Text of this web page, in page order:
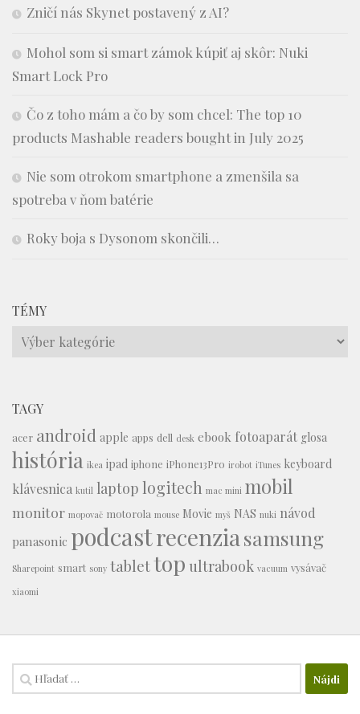
Zničí nás Skynet postavený z AI?
Mohol som si smart zámok kúpiť aj skôr: Nuki
Smart Lock Pro
Čo z toho mám a čo by som chcel: The top 10
products Mashable readers bought in July 2025
Nie som otrokom smartphone a zmenšila sa
spotreba v ňom batérie
Roky boja s Dysonom skončili…
TÉMY
Témy
TAGY
acer android apple apps dell desk ebook fotoaparát glosa
história ikea ipad iphone iPhone13Pro irobot iTunes keyboard
klávesnica kutil laptop logitech mac mini mobil
monitor mopovač motorola mouse Movie myš NAS nuki návod
panasonic podcastrecenziasamsung
Sharepoint smart sony tablettop ultrabook vacuum vysávač
xiaomi
Hľadať: